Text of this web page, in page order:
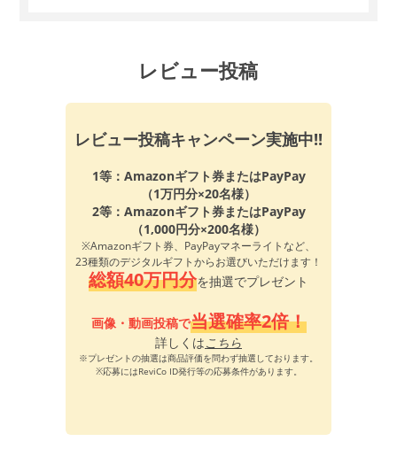
レビュー投稿
レビュー投稿キャンペーン実施中!!
1等：Amazonギフト券またはPayPay
（1万円分×20名様）
2等：Amazonギフト券またはPayPay
（1,000円分×200名様）
※Amazonギフト券、PayPayマネーライトなど、
23種類のデジタルギフトからお選びいただけます！
総額40万円分を抽選でプレゼント
画像・動画投稿で当選確率2倍！
詳しくはこちら
※プレゼントの抽選は商品評価を問わず抽選しております。
※応募にはReviCo ID発行等の応募条件があります。